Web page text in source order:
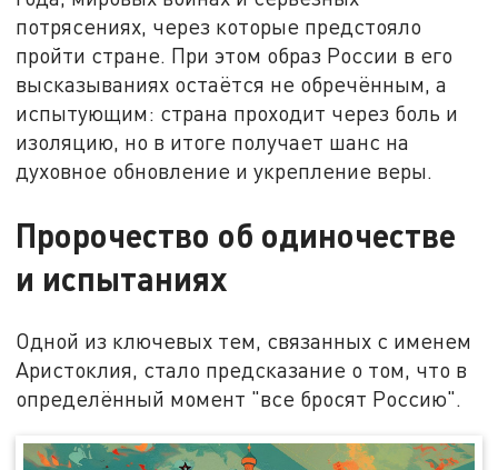
потрясениях, через которые предстояло
пройти стране. При этом образ России в его
высказываниях остаётся не обречённым, а
испытующим: страна проходит через боль и
изоляцию, но в итоге получает шанс на
духовное обновление и укрепление веры.
Пророчество об одиночестве
и испытаниях
Одной из ключевых тем, связанных с именем
Аристоклия, стало предсказание о том, что в
определённый момент "все бросят Россию".